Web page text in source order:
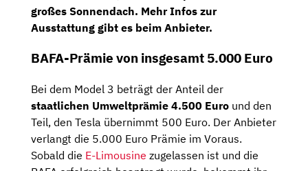
großes Sonnendach. Mehr Infos zur
Ausstattung gibt es beim Anbieter.
BAFA-Prämie von insgesamt 5.000 Euro
Bei dem Model 3 beträgt der Anteil der
staatlichen Umweltprämie 4.500 Euro und den
Teil, den Tesla übernimmt 500 Euro. Der Anbieter
verlangt die 5.000 Euro Prämie im Voraus.
Sobald die E-Limousine zugelassen ist und die